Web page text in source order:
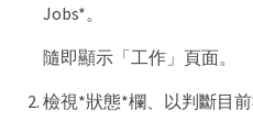
Jobs*。
隨即顯示「工作」頁面。
檢視*狀態*欄、以判斷目前